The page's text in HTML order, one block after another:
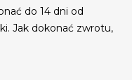
do 14 dni od
Jak dokonać zwrotu,